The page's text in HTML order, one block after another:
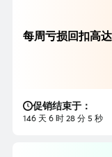
每周亏损回扣高
促销结束于：
146 天 6 时 28 分 3 秒